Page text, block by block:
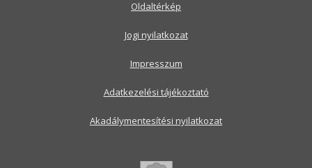
Oldaltérkép
Jogi nyilatkozat
Impresszum
Adatkezelési tájékoztató
Akadálymentesítési nyilatkozat